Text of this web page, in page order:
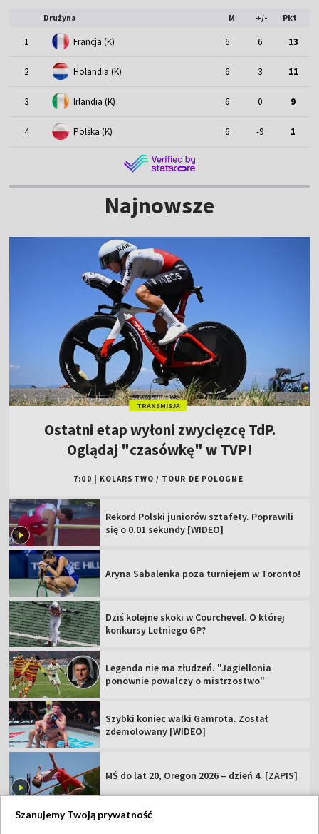
Drużyna M +/- Pkt
1 Francja (K) 6 6 13
2 Holandia (K) 6 3 11
3 Irlandia (K) 6 0 9
4 Polska (K) 6 -9 1
Najnowsze
TRANSMISJA
Ostatni etap wyłoni zwycięzcę TdP.
Oglądaj "czasówkę" w TVP!
7:00 KOLARSTWO / TOUR DE POLOGNE
Rekord Polski juniorów sztafety. Poprawili
się o 0.01 sekundy [WIDEO]
Aryna Sabalenka poza turniejem w Toronto!
Dziś kolejne skoki w Courchevel. O której
konkursy Letniego GP?
Legenda nie ma złudzeń. "Jagiellonia
ponownie powalczy o mistrzostwo"
Szybki koniec walki Gamrota. Został
zdemolowany [WIDEO]
MŚ do lat 20, Oregon 2026 – dzień 4. [ZAPIS]
Szanujemy Twoją prywatność